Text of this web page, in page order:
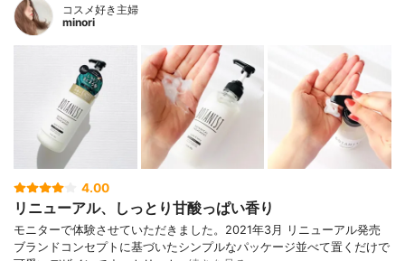
コスメ好き主婦
minori
4.00
リニューアル、しっとり甘酸っぱい香り
モニターで体験させていただきました。2021年3月 リニューアル発売
ブランドコンセプトに基づいたシンプルなパッケージ並べて置くだけで